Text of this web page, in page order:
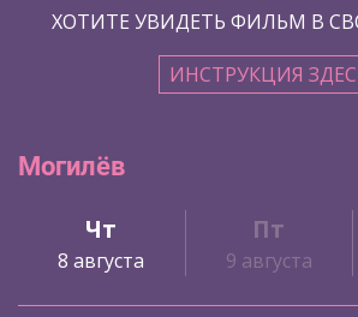
ХОТИТЕ УВИДЕТЬ ФИЛЬМ В
ИНСТРУКЦИЯ
Могилёв
Чт
8 августа
Пт
9 августа